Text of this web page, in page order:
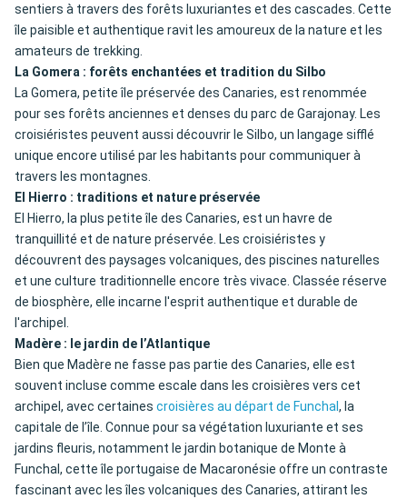
sentiers à travers des forêts luxuriantes et des cascades. Cette
île paisible et authentique ravit les amoureux de la nature et les
amateurs de trekking.
La Gomera : forêts enchantées et tradition du Silbo
La Gomera, petite île préservée des Canaries, est renommée
pour ses forêts anciennes et denses du parc de Garajonay. Les
croisiéristes peuvent aussi découvrir le Silbo, un langage sifflé
unique encore utilisé par les habitants pour communiquer à
travers les montagnes.
El Hierro : traditions et nature préservée
El Hierro, la plus petite île des Canaries, est un havre de
tranquillité et de nature préservée. Les croisiéristes y
découvrent des paysages volcaniques, des piscines naturelles
et une culture traditionnelle encore très vivace. Classée réserve
de biosphère, elle incarne l'esprit authentique et durable de
l'archipel.
Madère : le jardin de l’Atlantique
Bien que Madère ne fasse pas partie des Canaries, elle est
souvent incluse comme escale dans les croisières vers cet
archipel, avec certaines croisières au départ de Funchal, la
capitale de l’île. Connue pour sa végétation luxuriante et ses
jardins fleuris, notamment le jardin botanique de Monte à
Funchal, cette île portugaise de Macaronésie offre un contraste
fascinant avec les îles volcaniques des Canaries, attirant les